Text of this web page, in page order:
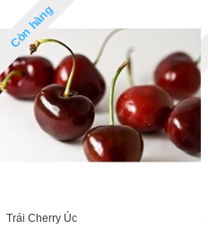
Còn hàng
Trái Cherry Úc